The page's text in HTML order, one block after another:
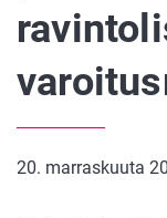
20. marraskuuta